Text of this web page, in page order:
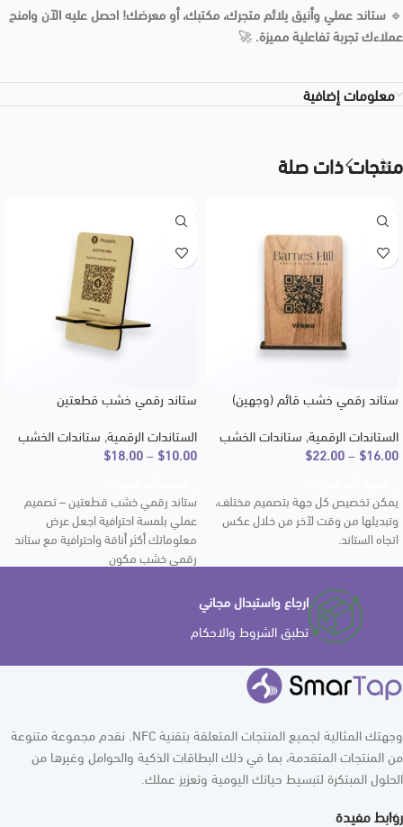
🔹 ستاند عملي وأنيق يلائم متجرك، مكتبك، أو معرضك! احصل عليه الآن وامنح
عملاءك تجربة تفاعلية مميزة.🚀
معلومات إضافية
منتجات ذات صلة
ستاند رقمي خشب قائم (وجهين)
الستاندات الرقمية, ستاندات الخشب
$16.00
–
$22.00
يمكن تخصيص كل جهة بتصميم مختلف،
وتبديلها من وقت لآخر من خلال عكس
اتجاه الستاند.
ستاند رقمي خشب قطعتين
الستاندات الرقمية, ستاندات الخشب
$10.00
–
$18.00
ستاند رقمي خشب قطعتين – تصميم
عملي بلمسة احترافية اجعل عرض
معلوماتك أكثر أناقة واحترافية مع ستاند
رقمي خشب مكون
ارجاع واستبدال مجاني
تطبق الشروط والاحكام
وجهتك المثالية لجميع المنتجات المتعلقة بتقنية NFC. نقدم مجموعة متنوعة
من المنتجات المتقدمة، بما في ذلك البطاقات الذكية والحوامل وغيرها من
الحلول المبتكرة لتبسيط حياتك اليومية وتعزيز عملك.
روابط مفيدة